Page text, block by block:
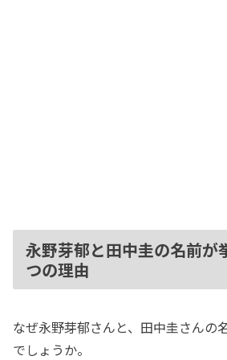
永野芽郁と田中圭の名前が
つの理由
なぜ永野芽郁さんと、田中圭さんの
でしょうか。